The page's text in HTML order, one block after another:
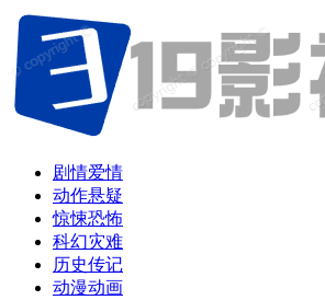
剧情爱情
动作悬疑
惊悚恐怖
科幻灾难
历史传记
动漫动画